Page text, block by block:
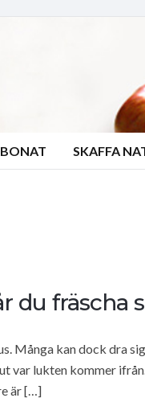
SKAFFA
du fräscha
Många kan dock dra
var lukten kommer
är […]